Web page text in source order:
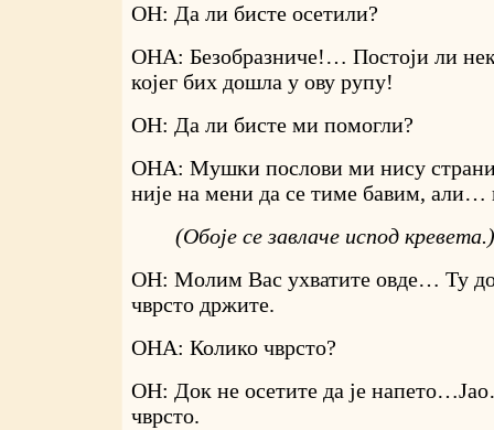
ОН: Да ли бисте осетили?
ОНА: Безобразниче!… Постоји ли
којег бих дошла у ову рупу!
ОН: Да ли бисте ми помогли?
ОНА: Мушки послови ми нису
није на мени да се тиме бавим, али…
(Обоје се завлаче испод кревета.)
ОН: Молим Вас ухватите овде… Ту
чврсто држите.
ОНА: Колико чврсто?
ОН: Док не осетите да је
чврсто.